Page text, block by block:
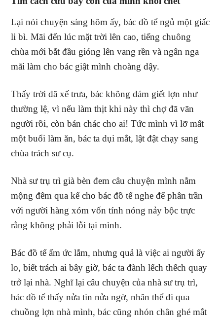
Lại nói chuyện sáng hôm ấy, bác đồ tể ngủ một giấc
li bì. Mãi đến lúc mặt trời lên cao, tiếng chuông
chùa mới bắt đầu gióng lên vang rền và ngân nga
mãi làm cho bác giật mình choàng dậy.
Thấy trời đã xế trưa, bác không dám giết lợn như
thường lệ, vì nếu làm thịt khi này thì chợ đã vãn
người rồi, còn bán chác cho ai! Tức mình vì lỡ mất
một buổi làm ăn, bác ta dụi mắt, lật đật chạy sang
chùa trách sư cụ.
Nhà sư trụ trì già bèn đem câu chuyện mình nằm
mộng đêm qua kể cho bác đồ tể nghe để phân trần
với người hàng xóm vốn tính nóng nảy bộc trực
rằng không phải lỗi tại mình.
Bác đồ tể ấm ức lắm, nhưng quả là việc ai người ấy
lo, biết trách ai bây giờ, bác ta đành lếch thếch quay
trở lại nhà. Nghĩ lại câu chuyện của nhà sư trụ trì,
bác đồ tể thấy nửa tin nửa ngờ, nhân thể đi qua
chuồng lợn nhà mình, bác cũng nhón chân ghé mắt